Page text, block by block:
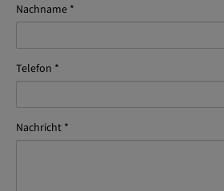
Nachname
Telefon
Nachricht